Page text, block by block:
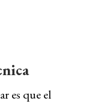
es que el